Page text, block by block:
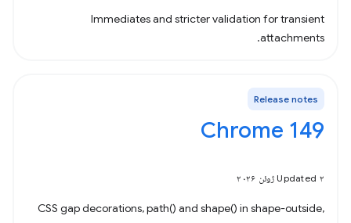
Immediates and stricter validation for transient
attachments.
Release notes
Chrome 149
Updated ۲ ژوئن ۲۰۲۶
CSS gap decorations, path() and shape() in shape-outside,